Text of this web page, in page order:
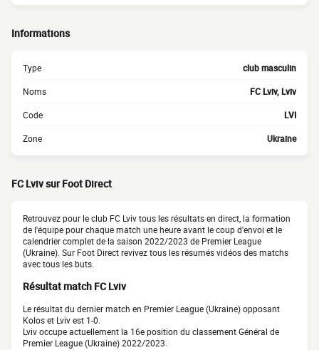
Informations
Type club masculin
Noms FC Lviv, Lviv
Code LVI
Zone Ukraine
FC Lviv sur Foot Direct
Retrouvez pour le club FC Lviv tous les résultats en direct, la formation
de l'équipe pour chaque match une heure avant le coup d'envoi et le
calendrier complet de la saison 2022/2023 de Premier League
(Ukraine). Sur Foot Direct revivez tous les résumés vidéos des matchs
avec tous les buts.
Résultat match FC Lviv
Le résultat du dernier match en Premier League (Ukraine) opposant
Kolos et Lviv est 1-0.
Lviv occupe actuellement la 16e position du classement Général de
Premier League (Ukraine) 2022/2023.